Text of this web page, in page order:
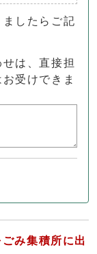
したらご記
は、直接担
受けできま
み集積所に出